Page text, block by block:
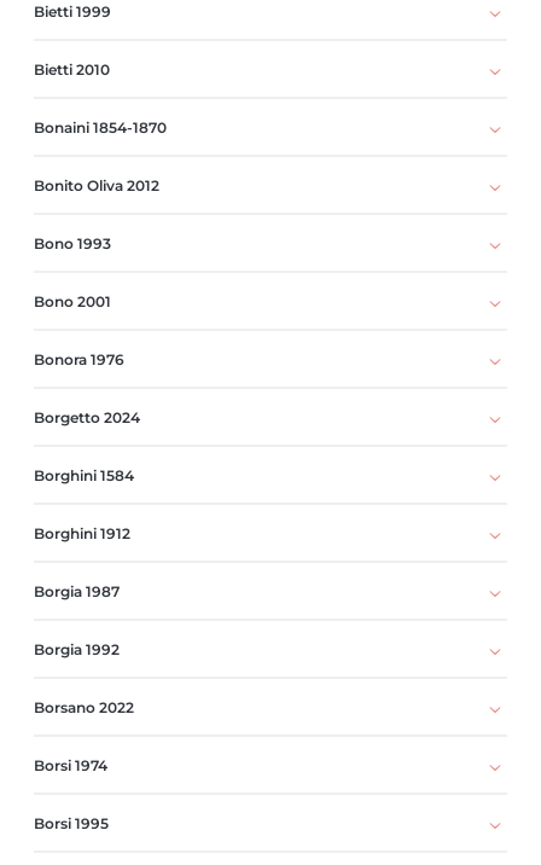
Bietti 1999
Bietti 2010
Bonaini 1854-1870
Bonito Oliva 2012
Bono 1993
Bono 2001
Bonora 1976
Borgetto 2024
Borghini 1584
Borghini 1912
Borgia 1987
Borgia 1992
Borsano 2022
Borsi 1974
Borsi 1995